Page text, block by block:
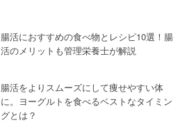
腸活におすすめの食べ物とレシピ10選！腸
活のメリットも管理栄養士が解説
腸活をよりスムーズにして痩せやすい体
に。ヨーグルトを食べるベストなタイミン
グとは？